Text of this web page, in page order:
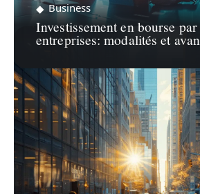
Business
Investissement en bourse par
entreprises: modalités et